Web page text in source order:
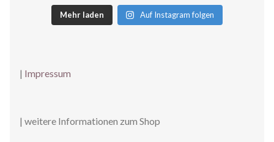
Mehr laden Auf Instagram folgen
| Impressum
| weitere Informationen zum Shop